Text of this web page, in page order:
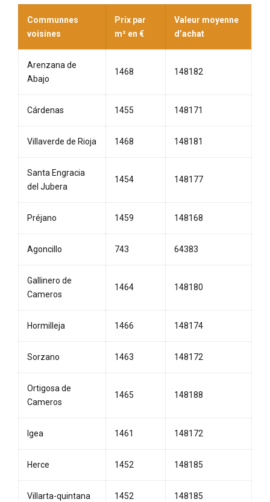
Communnes
voisines
Prix par
m² en €
Valeur moyenne
d’achat
Arenzana de
Abajo
1468 148182
Cárdenas 1455 148171
Villaverde de Rioja 1468 148181
Santa Engracia
del Jubera
1454 148177
Préjano 1459 148168
Agoncillo 743 64383
Gallinero de
Cameros
1464 148180
Hormilleja 1466 148174
Sorzano 1463 148172
Ortigosa de
Cameros
1465 148188
Igea 1461 148172
Herce 1452 148185
Villarta-quintana 1452 148185